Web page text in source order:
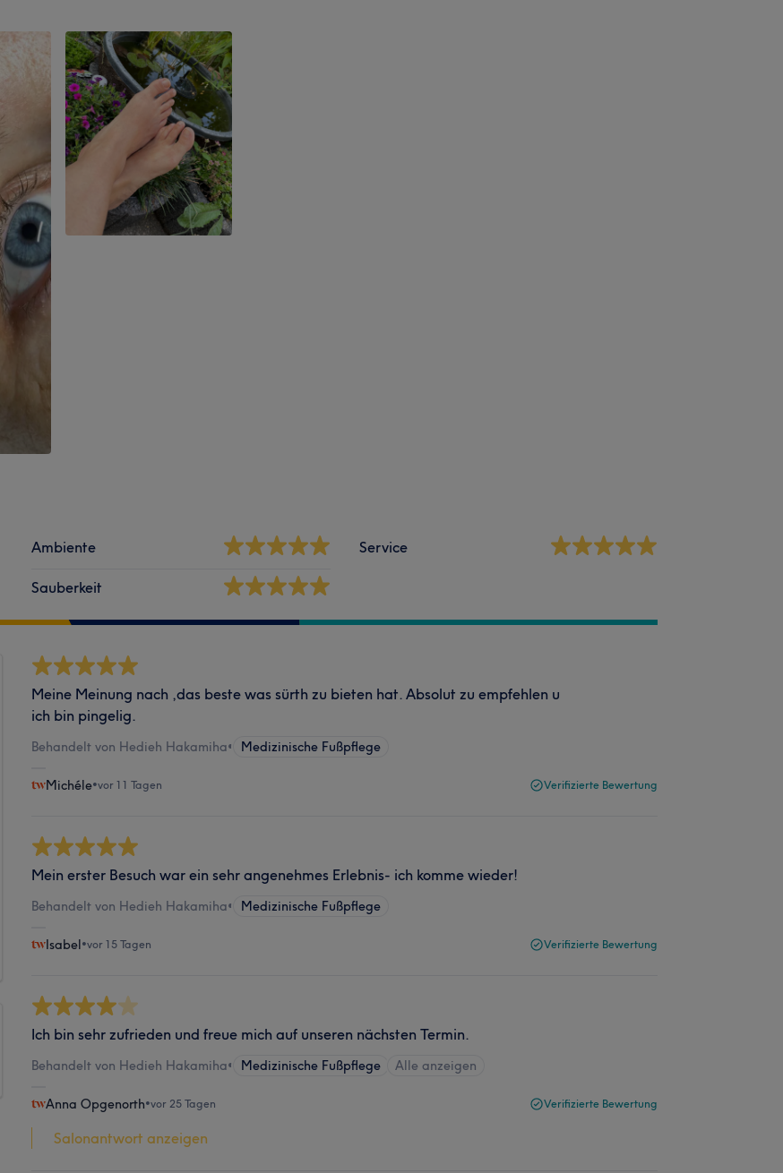
Ambiente
Sauberkeit
Service
Meine Meinung nach ,das beste was sürth zu bieten hat. Absolut zu empfehlen u
ich bin pingelig.
Behandelt von Hedieh Hakamiha• Medizinische Fußpflege
Michéle•vor 11 Tagen Verifizierte Bewertung
Mein erster Besuch war ein sehr angenehmes Erlebnis- ich komme wieder!
Behandelt von Hedieh Hakamiha• Medizinische Fußpflege
Isabel•vor 15 Tagen Verifizierte Bewertung
Ich bin sehr zufrieden und freue mich auf unseren nächsten Termin.
Behandelt von Hedieh Hakamiha• Medizinische Fußpflege Alle anzeigen
Anna Opgenorth•vor 25 Tagen Verifizierte Bewertung
Salonantwort anzeigen